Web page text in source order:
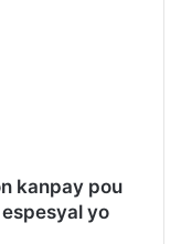
kanpay pou
yo